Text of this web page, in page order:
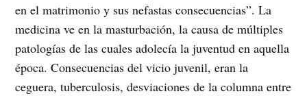
en el matrimonio y sus nefastas consecuencias”. La
medicina ve en la masturbación, la causa de múltiples
patologías de las cuales adolecía la juventud en aquella
época. Consecuencias del vicio juvenil, eran la
ceguera, tuberculosis, desviaciones de la columna entre